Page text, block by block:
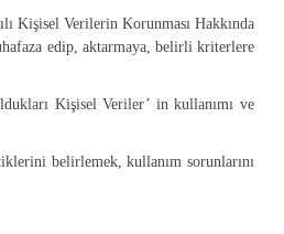
Kişisel Verilerin Korunması Hakkında
edip, aktarmaya, belirli kriterlere
Kişisel Veriler’ in kullanımı ve
belirlemek, kullanım sorunlarını